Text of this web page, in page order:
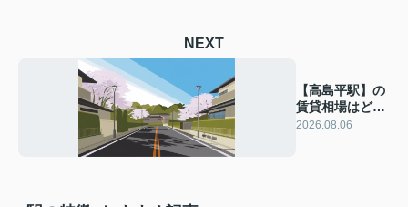
NEXT
【高島平駅】の
賃貸相場はどれ
くらい？住みや
2026.08.06